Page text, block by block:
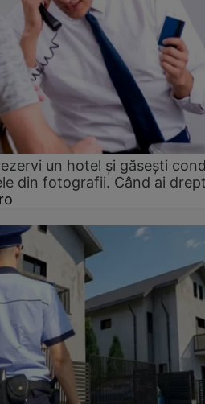
un hotel și găsești
din fotografii. Când ai